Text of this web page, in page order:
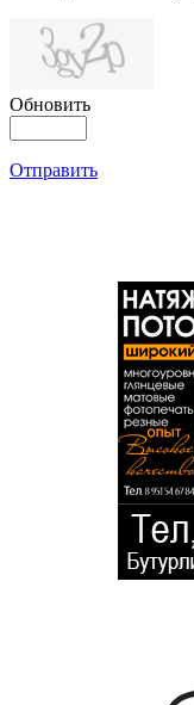
Обновить
Отправить